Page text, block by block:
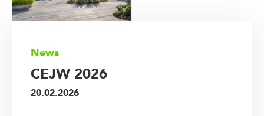
News
CEJW 2026
20.02.2026